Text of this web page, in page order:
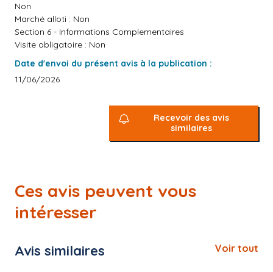
Non
Marché alloti : Non
Section 6 - Informations Complementaires
Visite obligatoire : Non
Date d'envoi du présent avis à la publication :
11/06/2026
Recevoir des avis
similaires
Ces avis peuvent vous
intéresser
Avis similaires Voir tout